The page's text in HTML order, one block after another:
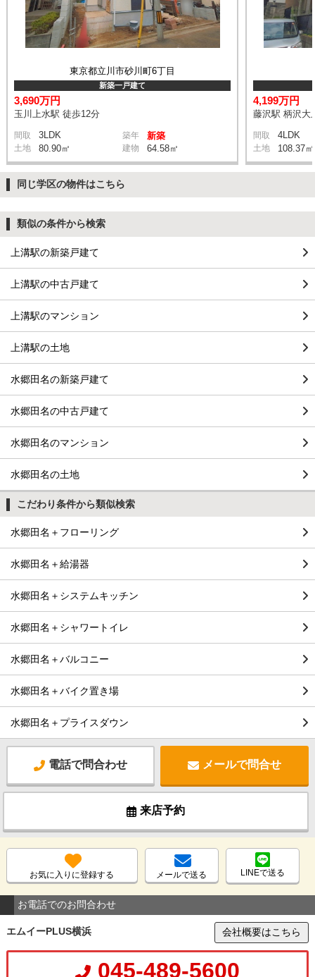
東京都立川市砂川町6丁目
新築一戸建て
3,690万円
玉川上水駅 徒歩12分
間取 3LDK 築年 新築
土地 80.90㎡ 建物 64.58㎡
4,199万円
藤沢駅 柄沢大
間取 4LDK
土地 108.37㎡
同じ学区の物件はこちら
類似の条件から検索
上溝駅の新築戸建て
上溝駅の中古戸建て
上溝駅のマンション
上溝駅の土地
水郷田名の新築戸建て
水郷田名の中古戸建て
水郷田名のマンション
水郷田名の土地
こだわり条件から類似検索
水郷田名＋フローリング
水郷田名＋給湯器
水郷田名＋システムキッチン
水郷田名＋シャワートイレ
水郷田名＋バルコニー
水郷田名＋バイク置き場
水郷田名＋プライスダウン
電話で問合わせ メールで問合せ
来店予約
お気に入りに登録する メールで送る LINEで送る
お電話でのお問合わせ
エムイーPLUS横浜 会社概要はこちら
045-489-5600